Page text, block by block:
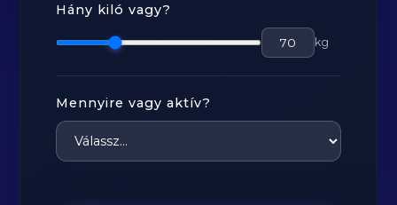
Hány kiló vagy?
kg
Mennyire vagy aktív?